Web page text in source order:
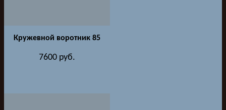
Кружевной воротник 85
7600 руб.